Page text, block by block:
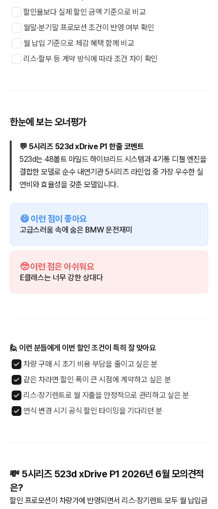
할인율보다 실제 할인 금액 기준으로 비교
월말·분기말 프로모션 조건이 반영 여부 확인
월 납입 기준으로 체감 혜택 함께 비교
리스·할부 등 계약 방식에 따라 조건 차이 확인
한눈에 보는 오너평가
💬 5시리즈 523d xDrive P1 한줄 코멘트
523d는 48볼트 마일드 하이브리드 시스템과 4기통 디젤 엔진을
결합한 모델로 순수 내연기관 5시리즈 라인업 중 가장 우수한 실
연비와 효율성을 갖춘 모델입니다.
😄 이런 점이 좋아요
고급스러움 속에 숨은 BMW 운전재미
🥺 이런 점은 아쉬워요
E클래스는 너무 강한 상대다
🙋 이런 분들에게 이번 할인 조건이 특히 잘 맞아요
차량 구매 시 초기 비용 부담을 줄이고 싶은 분
같은 차라면 할인 폭이 큰 시점에 계약하고 싶은 분
리스·장기렌트로 월 지출을 안정적으로 관리하고 싶은 분
연식 변경 시기 공식 할인 타이밍을 기다리던 분
💸 5시리즈 523d xDrive P1 2026년 6월 모의견적
은?
할인 프로모션이 차량가에 반영되면서 리스·장기렌트 모두 월 납입금